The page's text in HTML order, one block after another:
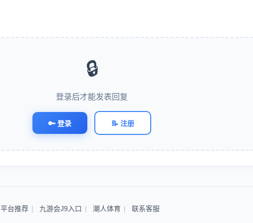
🔒
登录后才能发表回复
🔑 登录 📝 注册
平台推荐 九游会J9入口 潮人体育 联系客服